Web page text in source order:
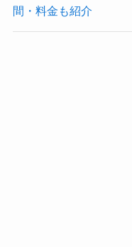
間・料金も紹介